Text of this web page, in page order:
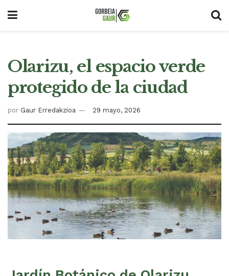
Olarizu, el espacio verde
protegido de la ciudad
por Gaur Erredakzioa 29 mayo, 2026